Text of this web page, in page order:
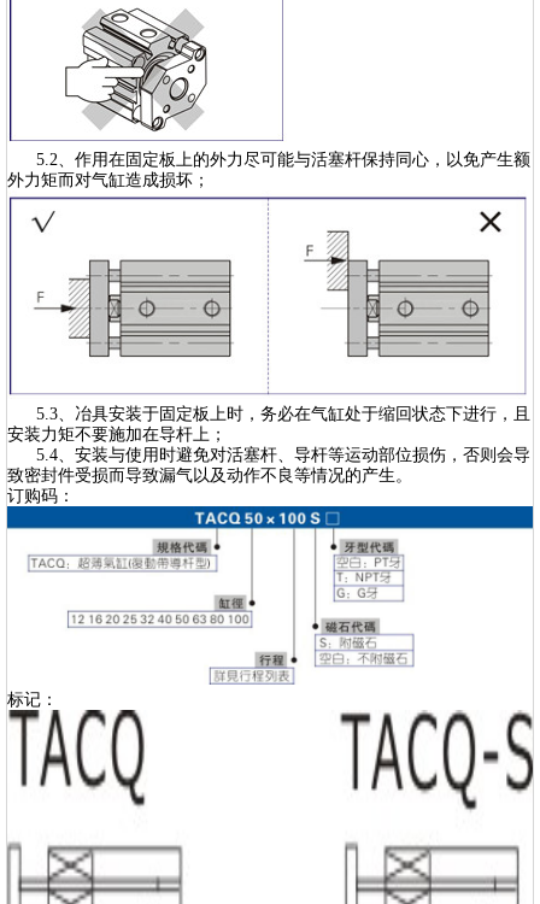
5.2、作用在固定板上的外力尽可能与活塞杆保持同心，以免产生额
外力矩而对气缸造成损坏；
5.3、冶具安装于固定板上时，务必在气缸处于缩回状态下进行，且
安装力矩不要施加在导杆上；
5.4、安装与使用时避免对活塞杆、导杆等运动部位损伤，否则会导
致密封件受损而导致漏气以及动作不良等情况的产生。
订购码：
标记：